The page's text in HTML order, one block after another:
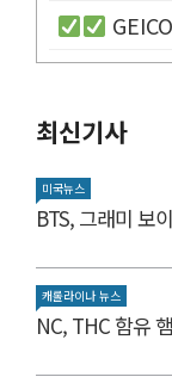
최신기사
미국뉴스
BTS, 그래미 보
캐롤라이나 뉴스
NC, THC 함유